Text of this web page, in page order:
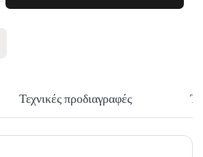
Τεχνικές προδιαγραφές